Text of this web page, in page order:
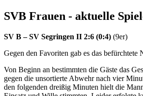
SVB Frauen - aktuelle
SV B – SV Segringen II 2:6 (0:4) (9er)
Gegen den Favoriten gab es das befürchtete
Von Beginn an bestimmten die Gäste das
gegen die unsortierte Abwehr nach vier
den folgenden dreißig Minuten hielt die